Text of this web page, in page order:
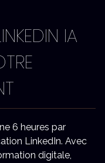
IA
6 heures par
LinkedIn. Avec
digitale,